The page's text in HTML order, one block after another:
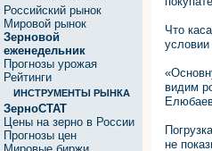
Российский рынок
Мировой рынок
Зерновой
еженедельник
Прогнозы урожая
Рейтинги
ИНСТРУМЕНТЫ РЫНКА
ЗерноСТАТ
Цены на зерно в России
Прогнозы цен
Что
видим
не